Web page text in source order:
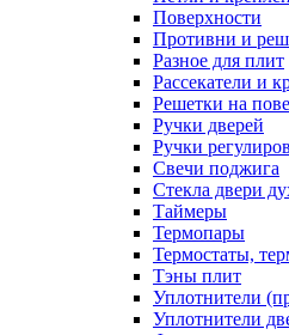
Поверхности
Противни и
Разное для плит
Рассекатели и
Решетки на
Ручки дверей
Ручки
Свечи поджига
Стекла двери
Таймеры
Термопары
Термостаты,
Тэны плит
Уплотнители
Уплотнители